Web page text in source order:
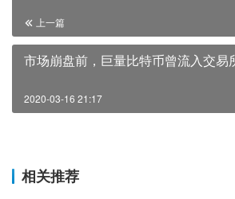
上一篇
市场崩盘前，巨量比特币曾流入交易
2020-03-16 21:17
相关推荐